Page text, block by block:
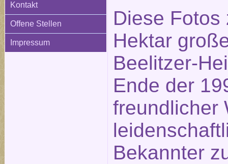
Kontakt
Offene Stellen
Impressum
Diese
Hektar
Beelitzer-
Ende der
freundlicher
Bekannter